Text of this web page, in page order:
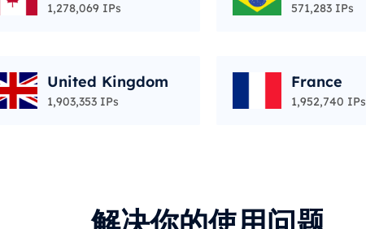
1,278,069 IPs 571,283 IPs
United Kingdom
1,903,353 IPs
France
1,952,740 IPs